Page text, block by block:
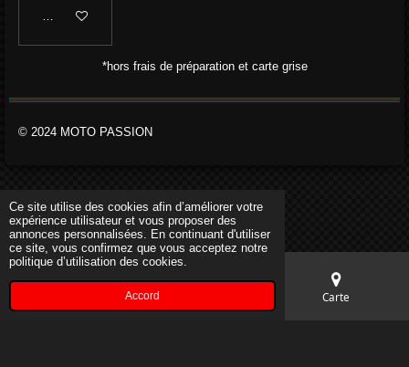
Ce site utilise des cookies afin d’améliorer votre
expérience utilisateur et vous proposer des
annonces personnalisées. En continuant d'utiliser
ce site, vous confirmez que vous acceptez notre
politique d’utilisation des cookies.
Accord
Ajouter au panier
*hors frais de préparation et carte grise
© 2024 MOTO PASSION
Carte